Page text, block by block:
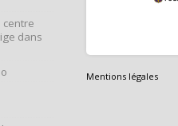
Mentions légales
centre
dans